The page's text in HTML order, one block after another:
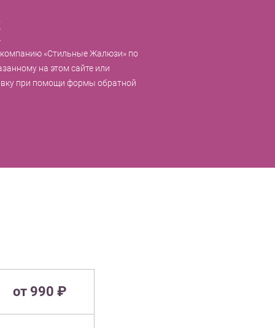
«Стильные Жалюзи» по
на этом сайте или
при помощи формы обратной
от 990 ₽